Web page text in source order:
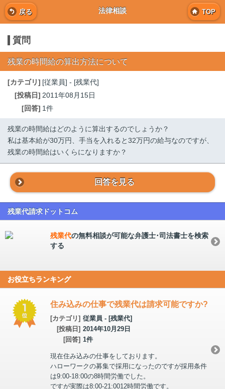
戻る 法律相談 TOP
質問
残業の時間給の算出方法について
[カテゴリ] [従業員] - [残業代]
[投稿日] 2011年08月15日
[回答] 1件
残業の時間給はどのように算出するのでしょうか？
私は基本給が30万円、手当を入れると32万円の給与なのですが、
残業の時間給はいくらになりますか？
回答を見る
残業代請求ドットコム
残業代の無料相談が可能な弁護士･司法書士を検索
する
お役立ちランキング
住み込みの仕事で残業代は請求可能ですか?
[カテゴリ] 従業員 - [残業代]
[投稿日] 2014年10月29日
[回答] 1件
現在住み込みの仕事をしております。
ハローワークの募集で採用になったのですが採用条件
は9:00-18:00の8時間労働でした。
ですが実際は8:00-21:0012時間労働です。